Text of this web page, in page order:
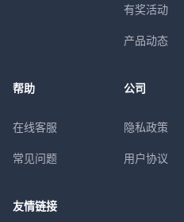
有奖活动
产品动态
帮助
在线客服
常见问题
公司
隐私政策
用户协议
友情链接